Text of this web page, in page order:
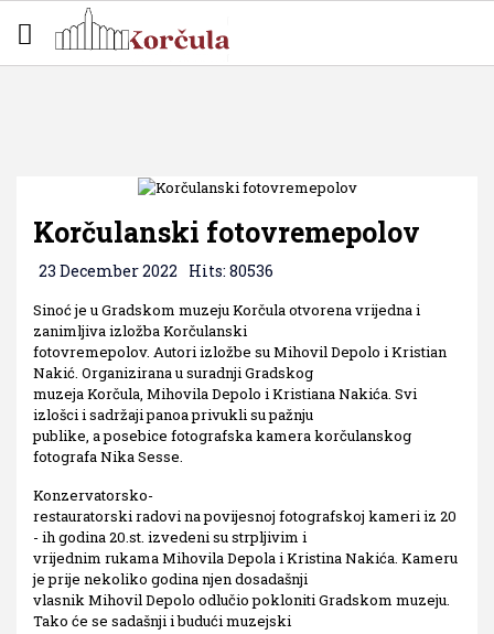
Korčulanski fotovremepolov
23 December 2022 Hits: 80536
Sinoć je u Gradskom muzeju Korčula otvorena vrijedna i
zanimljiva izložba Korčulanski
fotovremepolov. Autori izložbe su Mihovil Depolo i Kristian
Nakić. Organizirana u suradnji Gradskog
muzeja Korčula, Mihovila Depolo i Kristiana Nakića. Svi
izlošci i sadržaji panoa privukli su pažnju
publike, a posebice fotografska kamera korčulanskog
fotografa Nika Sesse.
Konzervatorsko-
restauratorski radovi na povijesnoj fotografskoj kameri iz 20
- ih godina 20.st. izvedeni su strpljivim i
vrijednim rukama Mihovila Depola i Kristina Nakića. Kameru
je prije nekoliko godina njen dosadašnji
vlasnik Mihovil Depolo odlučio pokloniti Gradskom muzeju.
Tako će se sadašnji i budući muzejski